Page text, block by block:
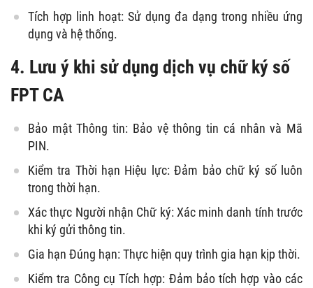
Tích hợp linh hoạt: Sử dụng đa dạng trong nhiều ứng
dụng và hệ thống.
4. Lưu ý khi sử dụng dịch vụ chữ ký số
FPT CA
Bảo mật Thông tin: Bảo vệ thông tin cá nhân và Mã
PIN.
Kiểm tra Thời hạn Hiệu lực: Đảm bảo chữ ký số luôn
trong thời hạn.
Xác thực Người nhận Chữ ký: Xác minh danh tính trước
khi ký gửi thông tin.
Gia hạn Đúng hạn: Thực hiện quy trình gia hạn kịp thời.
Kiểm tra Công cụ Tích hợp: Đảm bảo tích hợp vào các